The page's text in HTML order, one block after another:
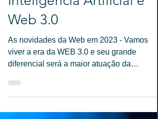
Inteligência Artificial e
Web 3.0
As novidades da Web em 2023 - Vamos
viver a era da WEB 3.0 e seu grande
diferencial será a maior atuação da